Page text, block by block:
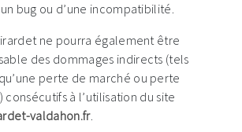
bug ou d’une incompatibilité.
ne pourra également être
des dommages indirects (tels
perte de marché ou perte
consécutifs à l’utilisation du site
valdahon.fr.